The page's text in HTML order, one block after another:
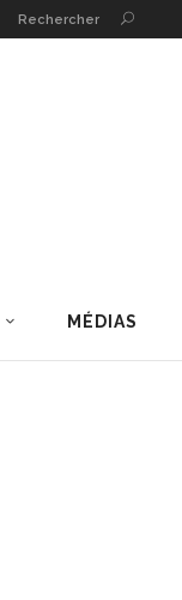
Rechercher
MÉDIAS